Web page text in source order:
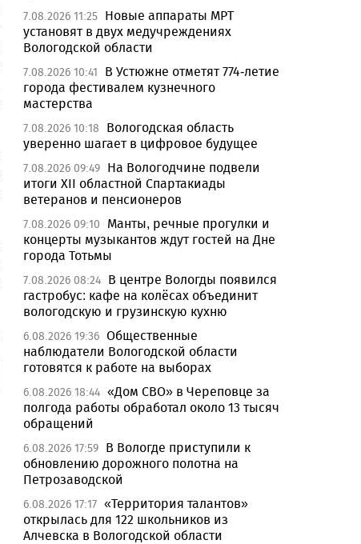
7.08.2026 11:25 Новые аппараты МРТ
установят в двух медучреждениях
Вологодской области
7.08.2026 10:41
В Устюжне отметят 774-летие
города фестивалем кузнечного
мастерства
7.08.2026 10:18
Вологодская область
уверенно шагает в цифровое будущее
7.08.2026 09:49 На Вологодчине подвели
итоги XII областной Спартакиады
ветеранов и пенсионеров
7.08.2026 09:10
Манты, речные прогулки и
концерты музыкантов ждут гостей на Дне
города Тотьмы
7.08.2026 08:24 В центре Вологды появился
гастробус: кафе на колёсах объединит
вологодскую и грузинскую кухню
6.08.2026 19:36 Общественные
наблюдатели Вологодской области
готовятся к работе на выборах
6.08.2026 18:44 «Дом СВО» в Череповце за
полгода работы обработал около 13 тысяч
обращений
6.08.2026 17:59 В Вологде приступили к
обновлению дорожного полотна на
Петрозаводской
6.08.2026 17:17 «Территория талантов»
открылась для 122 школьников из
Алчевска в Вологодской области